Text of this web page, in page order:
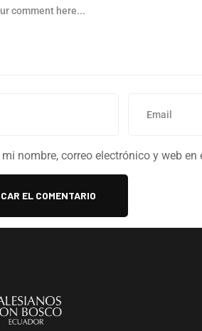
mi nombre, correo electrónico y web